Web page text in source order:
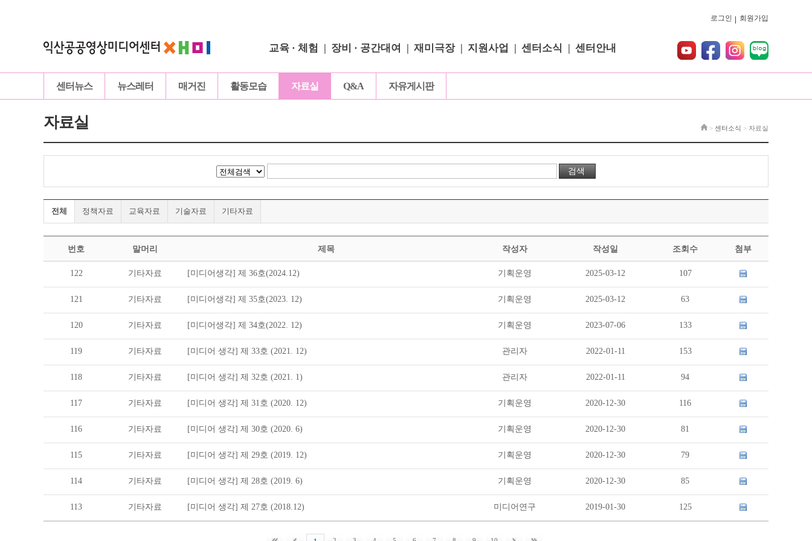
로그인 회원가입
교육 · 체험 장비 · 공간대여 재미극장 지원사업 센터소식 센터안내
센터뉴스 뉴스레터 매거진 활동모습 자료실 Q&A 자유게시판
자료실 > 센터소식 > 자료실
전체 정책자료 교육자료 기술자료 기타자료
번호 말머리 제목 작성자 작성일 조회수 첨부
122 기타자료 [미디어생각] 제 36호(2024.12) 기획운영 2025-03-12 107
121 기타자료 [미디어생각] 제 35호(2023. 12) 기획운영 2025-03-12 63
120 기타자료 [미디어생각] 제 34호(2022. 12) 기획운영 2023-07-06 133
119 기타자료 [미디어 생각] 제 33호 (2021. 12) 관리자 2022-01-11 153
118 기타자료 [미디어 생각] 제 32호 (2021. 1) 관리자 2022-01-11 94
117 기타자료 [미디어 생각] 제 31호 (2020. 12) 기획운영 2020-12-30 116
116 기타자료 [미디어 생각] 제 30호 (2020. 6) 기획운영 2020-12-30 81
115 기타자료 [미디어 생각] 제 29호 (2019. 12) 기획운영 2020-12-30 79
114 기타자료 [미디어 생각] 제 28호 (2019. 6) 기획운영 2020-12-30 85
113 기타자료 [미디어 생각] 제 27호 (2018.12) 미디어연구 2019-01-30 125